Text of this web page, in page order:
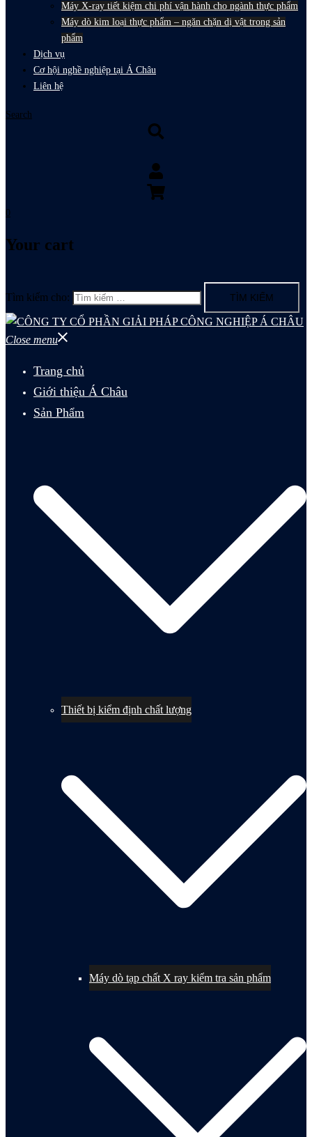
Máy X-ray tiết kiệm chi phí vận hành cho ngành thực phẩm
Máy dò kim loại thực phẩm – ngăn chặn dị vật trong sản
phẩm
Dịch vụ
Cơ hội nghề nghiệp tại Á Châu
Liên hệ
Search
0
Your cart
Tìm kiếm cho:
Close menu
Trang chủ
Giới thiệu Á Châu
Sản Phẩm
Thiết bị kiểm định chất lượng
Máy dò tạp chất X ray kiểm tra sản phẩm